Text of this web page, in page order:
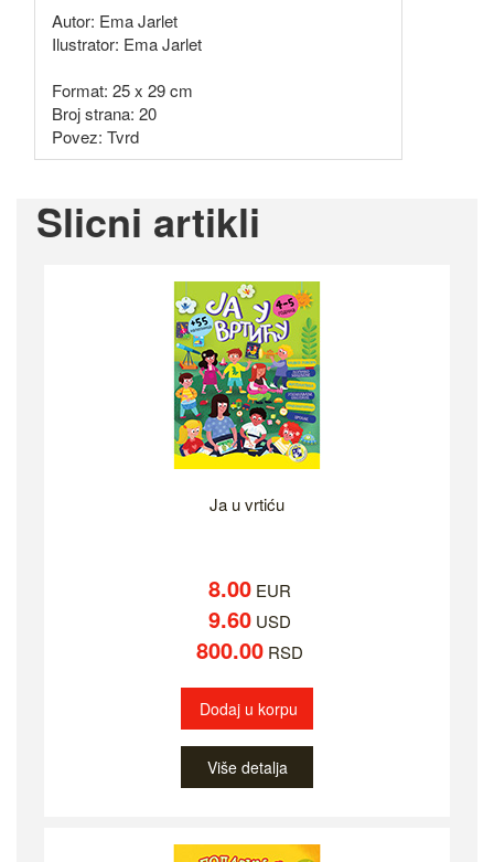
Autor: Ema Jarlet
Ilustrator: Ema Jarlet
Format: 25 x 29 cm
Broj strana: 20
Povez: Tvrd
Slicni artikli
Ja u vrtiću
8.00 EUR
9.60 USD
800.00 RSD
Dodaj u korpu
Više detalja